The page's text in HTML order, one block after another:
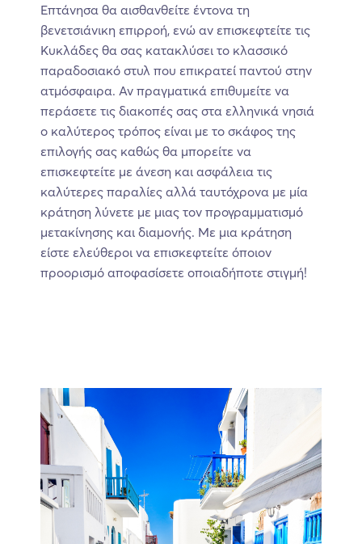
Επτάνησα θα αισθανθείτε έντονα τη
βενετσιάνικη επιρροή, ενώ αν επισκεφτείτε τις
Κυκλάδες θα σας κατακλύσει το κλασσικό
παραδοσιακό στυλ που επικρατεί παντού στην
ατμόσφαιρα. Αν πραγματικά επιθυμείτε να
περάσετε τις διακοπές σας στα ελληνικά νησιά
ο καλύτερος τρόπος είναι με το σκάφος της
επιλογής σας καθώς θα μπορείτε να
επισκεφτείτε με άνεση και ασφάλεια τις
καλύτερες παραλίες αλλά ταυτόχρονα με μία
κράτηση λύνετε με μιας τον προγραμματισμό
μετακίνησης και διαμονής. Με μια κράτηση
είστε ελεύθεροι να επισκεφτείτε όποιον
προορισμό αποφασίσετε οποιαδήποτε στιγμή!